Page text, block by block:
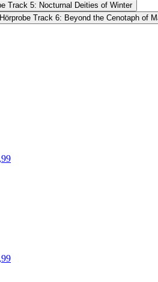
Track 5: Nocturnal Deities of Winter
Hörprobe Track 6: Beyond the Cenotaph of